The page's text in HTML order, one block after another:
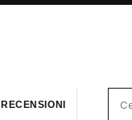
RECENSIONI